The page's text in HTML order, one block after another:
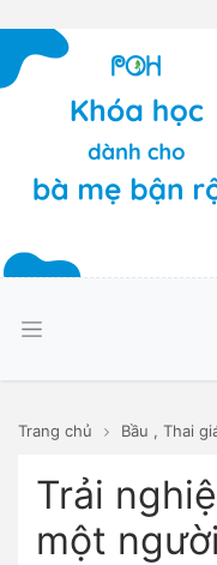
Trang chủ Bầu , Thai
Trải
một